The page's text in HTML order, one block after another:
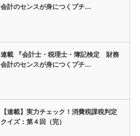
会計のセンスが身につくプチ…
連載 『会計士・税理士・簿記検定 財務
会計のセンスが身につくプチ…
【連載】実力チェック！消費税課税判定
クイズ：第４回（完）